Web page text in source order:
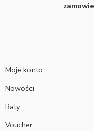
Moje konto
Nowości
Raty
Voucher